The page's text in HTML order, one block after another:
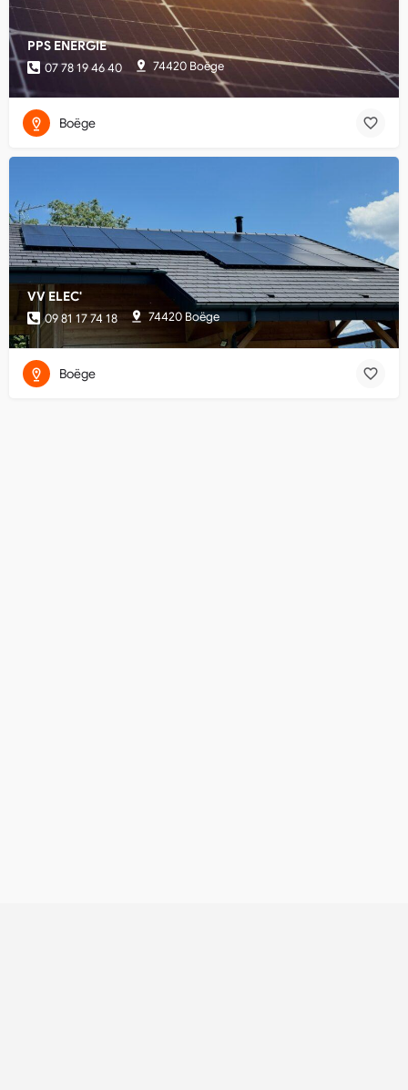
PPS ENERGIE
07 78 19 46 40 74420 Boëge
Boëge
VV ELEC'
09 81 17 74 18 74420 Boëge
Boëge